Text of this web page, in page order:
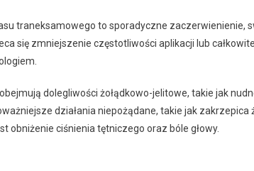
traneksamowego to sporadyczne zaczerwienienie,
się zmniejszenie częstotliwości aplikacji lub
dolegliwości żołądkowo-jelitowe, takie jak
działania niepożądane, takie jak zakrzepica
obniżenie ciśnienia tętniczego oraz bóle głowy.